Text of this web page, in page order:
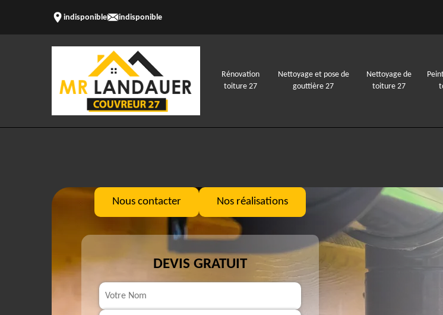
indisponible indisponible
Rénovation
toiture 27
Nettoyage et pose de
gouttière 27
Nettoyage de
toiture 27
Nous contacter Nos réalisations
DEVIS GRATUIT